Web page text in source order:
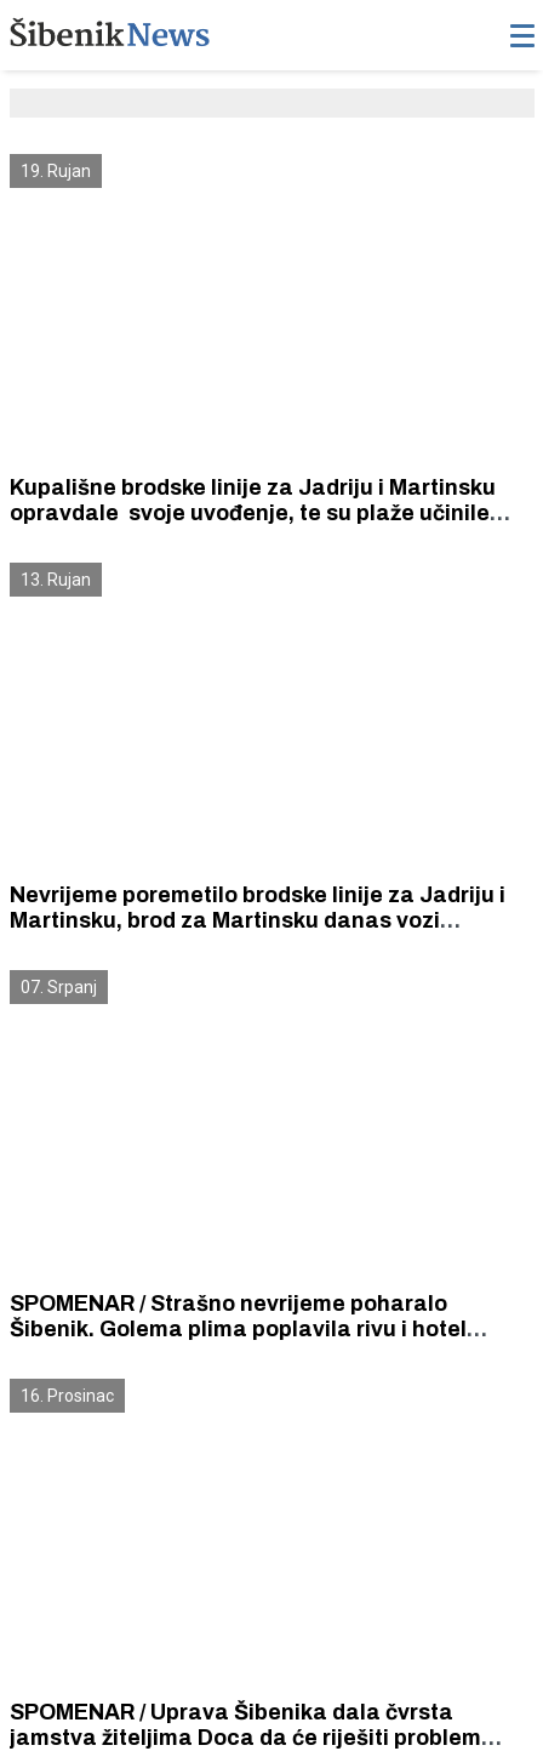
19. Rujan
Kupališne brodske linije za Jadriju i Martinsku
opravdale svoje uvođenje, te su plaže učinile
13. Rujan
Nevrijeme poremetilo brodske linije za Jadriju i
Martinsku, brod za Martinsku danas vozi
07. Srpanj
SPOMENAR / Strašno nevrijeme poharalo
Šibenik. Golema plima poplavila rivu i hotel
Dolca evakuirane mnoge obitelji.
16. Prosinac
SPOMENAR / Uprava Šibenika dala čvrsta
jamstva žiteljima Doca da će riješiti problem